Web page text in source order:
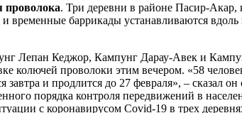
проволока. Три деревни в районе Пасир-Акар,
и временные баррикады устанавливаются
Лепан Кеджор, Кампунг Дарау-Авек и
колючей проволоки этим вечером. «58
и продлится до 27 февраля», – сказал он
порядка контроля передвижений в
с коронавирусом Covid-19 в трех